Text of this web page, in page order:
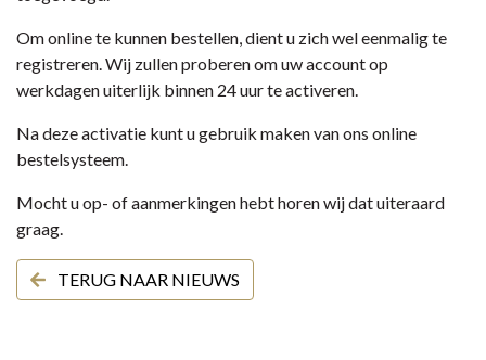
Om online te kunnen bestellen, dient u zich wel eenmalig te
registreren. Wij zullen proberen om uw account op
werkdagen uiterlijk binnen 24 uur te activeren.
Na deze activatie kunt u gebruik maken van ons online
bestelsysteem.
Mocht u op- of aanmerkingen hebt horen wij dat uiteraard
graag.
TERUG NAAR NIEUWS